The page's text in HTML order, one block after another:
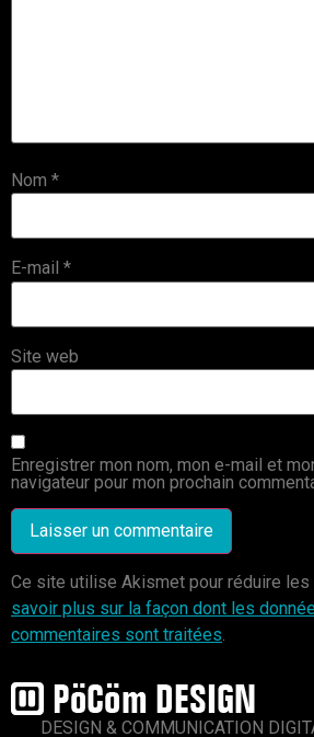
Nom *
E-mail *
Site web
Enregistrer mon nom, mon e-mail et
navigateur pour mon prochain
Ce site utilise Akismet pour réduire les
savoir plus sur la façon dont les
commentaires sont traitées.
DESIGN & COMMUNICATION